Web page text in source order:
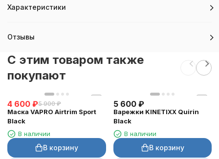
Характеристики
Отзывы
C этим товаром также
покупают
4 600 ₽5 900 ₽
Маска VAPRO Airtrim Sport
Black
В наличии
В корзину
5 600 ₽
Варежки KINETIXX Quirin
Black
В наличии
В корзину